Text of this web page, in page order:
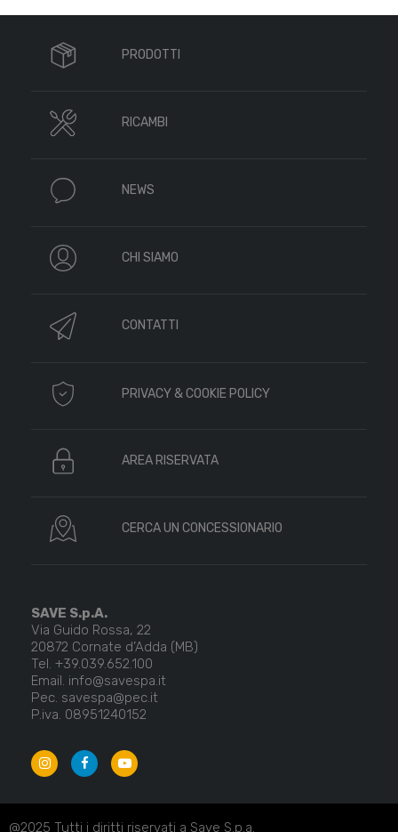
PRODOTTI
RICAMBI
NEWS
CHI SIAMO
CONTATTI
PRIVACY & COOKIE POLICY
AREA RISERVATA
CERCA UN CONCESSIONARIO
SAVE S.p.A.
Via Guido Rossa, 22
20872 Cornate d’Adda (MB)
Tel. +39.039.652.100
Email. info@savespa.it
Pec. savespa@pec.it
P.iva. 08951240152
@2025 Tutti i diritti riservati a Save S.p.a.